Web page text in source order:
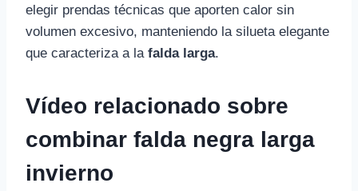
elegir prendas técnicas que aporten calor sin
volumen excesivo, manteniendo la silueta elegante
que caracteriza a la falda larga.
Vídeo relacionado sobre
combinar falda negra larga
invierno